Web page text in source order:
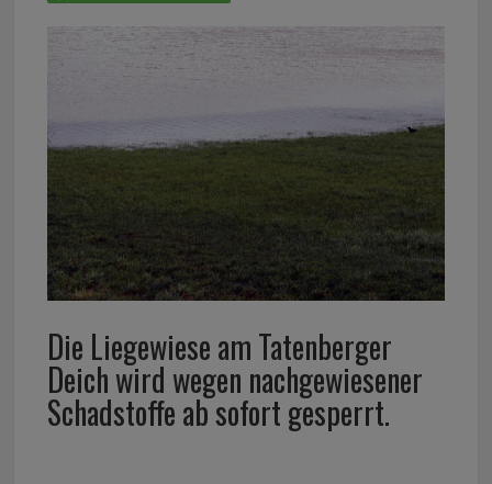
Die Liegewiese am Tatenberger
Deich wird wegen nachgewiesener
Schadstoffe ab sofort gesperrt.